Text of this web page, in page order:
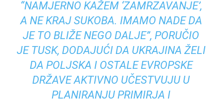
“NAMJERNO KAŽEM ‘ZAMRZAVANJE’,
A NE KRAJ SUKOBA. IMAMO NADE DA
JE TO BLIŽE NEGO DALJE”, PORUČIO
JE TUSK, DODAJUĆI DA UKRAJINA ŽELI
DA POLJSKA I OSTALE EVROPSKE
DRŽAVE AKTIVNO UČESTVUJU U
PLANIRANJU PRIMIRJA I